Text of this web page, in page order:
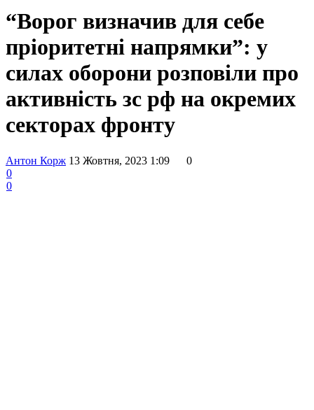
“Ворог визначив для себе
пріоритетні напрямки”: у
силах оборони розповіли про
активність зс рф на окремих
секторах фронту
Антон Корж 13 Жовтня, 2023 1:09
0
0
0